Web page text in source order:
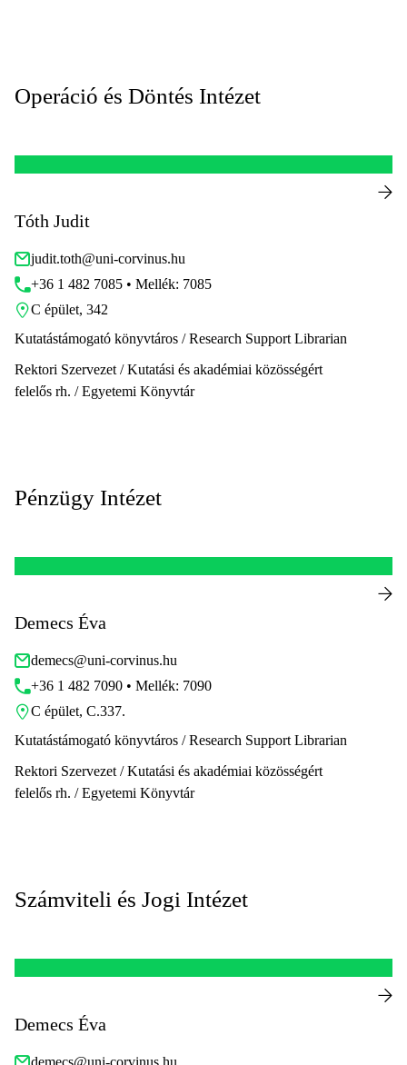
Operáció és Döntés Intézet
Tóth Judit
judit.toth@uni-corvinus.hu
+36 1 482 7085 • Mellék: 7085
C épület, 342
Kutatástámogató könyvtáros / Research Support Librarian
Rektori Szervezet / Kutatási és akadémiai közösségért
felelős rh. / Egyetemi Könyvtár
Pénzügy Intézet
Demecs Éva
demecs@uni-corvinus.hu
+36 1 482 7090 • Mellék: 7090
C épület, C.337.
Kutatástámogató könyvtáros / Research Support Librarian
Rektori Szervezet / Kutatási és akadémiai közösségért
felelős rh. / Egyetemi Könyvtár
Számviteli és Jogi Intézet
Demecs Éva
demecs@uni-corvinus.hu